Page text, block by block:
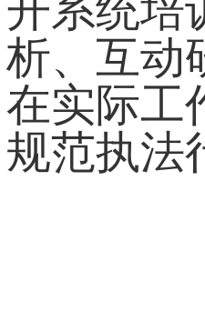
开系统培
析、互动
在实际工
规范执法